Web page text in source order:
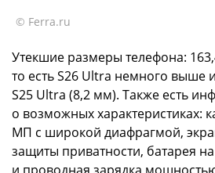
© Ferra.ru
Утекшие размеры телефона:
то есть S26 Ultra немного выше
S25 Ultra (8,2 мм). Также есть
о возможных характеристиках:
МП с широкой диафрагмой,
защиты приватности, батарея